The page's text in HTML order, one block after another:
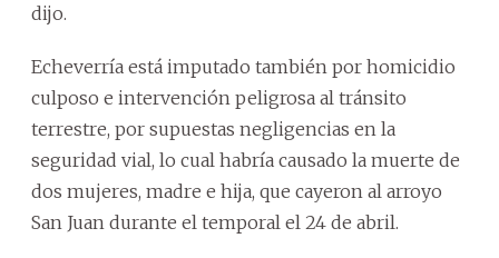
dijo.
Echeverría está imputado también por homicidio
culposo e intervención peligrosa al tránsito
terrestre, por supuestas negligencias en la
seguridad vial, lo cual habría causado la muerte de
dos mujeres, madre e hija, que cayeron al arroyo
San Juan durante el temporal el 24 de abril.